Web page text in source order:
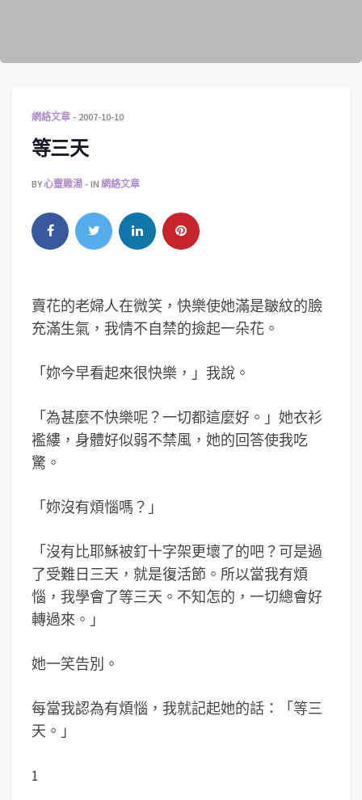
網絡文章 2007-10-10
等三天
BY心靈雞湯 IN 網絡文章
賣花的老婦人在微笑，快樂使她滿是皺紋的臉
充滿生氣，我情不自禁的撿起一朵花。
「妳今早看起來很快樂，」我說。
「為甚麼不快樂呢？一切都這麼好。」她衣衫
襤縷，身體好似弱不禁風，她的回答使我吃
驚。
「妳沒有煩惱嗎？」
「沒有比耶穌被釘十字架更壞了的吧？可是過
了受難日三天，就是復活節。所以當我有煩
惱，我學會了等三天。不知怎的，一切總會好
轉過來。」
她一笑告別。
每當我認為有煩惱，我就記起她的話：「等三
天。」
1